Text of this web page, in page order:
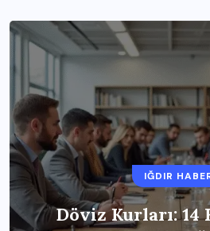
IĞDIR
Döviz Kurları: 14